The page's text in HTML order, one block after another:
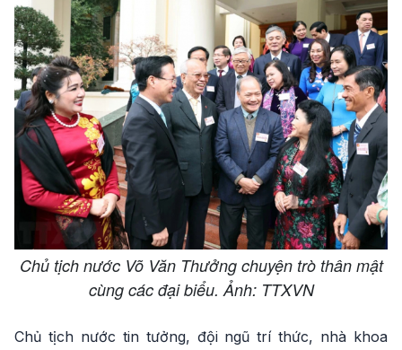
Chủ tịch nước Võ Văn Thưởng chuyện trò thân mật
cùng các đại biểu. Ảnh: TTXVN
Chủ tịch nước tin tưởng, đội ngũ trí thức, nhà khoa